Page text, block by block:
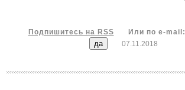
Подпишитесь на RSS
Или по e-mail:
07.11.2018